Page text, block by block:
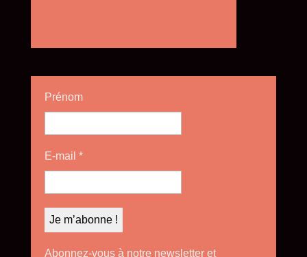
Prénom
E-mail *
Abonnez-vous à notre newsletter et